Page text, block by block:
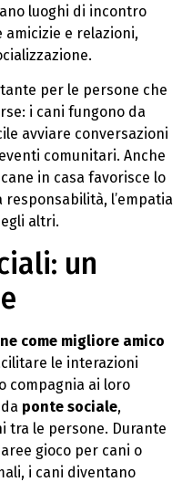
luoghi di incontro
amicizie e relazioni,
per le persone che
i cani fungono da
avviare conversazioni
comunitari. Anche
in casa favorisce lo
l’empatia
altri.
un
come migliore amico
le interazioni
compagnia ai loro
ponte sociale,
tra le persone. Durante
gioco per cani o
i cani diventano